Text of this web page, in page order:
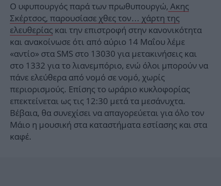
Ο υφυπουργός παρά των πρωθυπουργώ, Ακης
Σκέρτσος, παρουσίασε χθες τον… χάρτη της
ελευθερίας και την επιστροφή στην κανονικότητα
και ανακοίνωσε ότι από αύριο 14 Μαΐου λέμε
«αντίο» στα SMS στο 13030 για μετακινήσεις και
στο 1332 για το λιανεμπόριο, ενώ όλοι μπορούν να
πάνε ελεύθερα από νομό σε νομό, χωρίς
περιορισμούς. Επίσης το ωράριο κυκλοφορίας
επεκτείνεται ως τις 12:30 μετά τα μεσάνυχτα.
Βέβαια, θα συνεχίσει να απαγορεύεται για όλο τον
Μάιο η μουσική στα καταστήματα εστίασης και στα
καφέ.